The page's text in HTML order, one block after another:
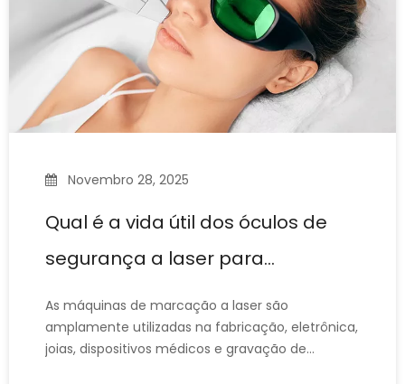
Novembro 28, 2025
Qual é a vida útil dos óculos de
segurança a laser para
máquinas de marcação a laser?
As máquinas de marcação a laser são
amplamente utilizadas na fabricação, eletrônica,
joias, dispositivos médicos e gravação de